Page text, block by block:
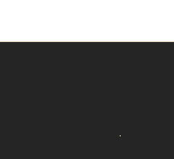
Lancer ma recherche